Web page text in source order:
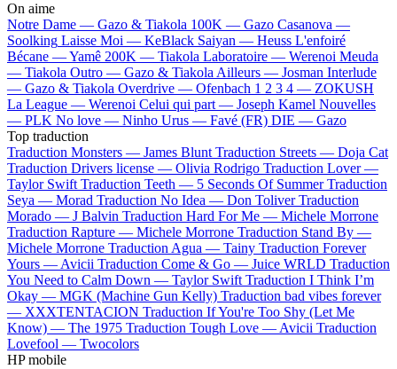
On aime
Notre Dame — Gazo & Tiakola 100K — Gazo Casanova —
Soolking Laisse Moi — KeBlack Saiyan — Heuss L'enfoiré
Bécane —Yamê 200K — Tiakola Laboratoire — Werenoi Meuda
— Tiakola Outro — Gazo & TiakolaAilleurs — Josman Interlude
— Gazo & Tiakola Overdrive — Ofenbach 1 2 3 4 — ZOKUSH
La League — Werenoi Celui qui part — Joseph Kamel Nouvelles
— PLK No love — Ninho Urus — Favé (FR) DIE — Gazo
Top traduction
Traduction Monsters — James Blunt Traduction Streets — Doja Cat
Traduction Drivers license — Olivia Rodrigo Traduction Lover —
Taylor Swift Traduction Teeth — 5 Seconds Of Summer Traduction
Seya — Morad Traduction No Idea — Don Toliver Traduction
Morado — J Balvin Traduction Hard For Me — Michele Morrone
Traduction Rapture — Michele Morrone Traduction Stand By —
Michele Morrone Traduction Agua — Tainy Traduction Forever
Yours —Avicii Traduction Come & Go — Juice WRLD Traduction
You Need to Calm Down — Taylor Swift Traduction I Think I’m
Okay — MGK (Machine Gun Kelly) Traduction bad vibes forever
— XXXTENTACION Traduction If You're Too Shy (Let Me
Know) — The 1975 Traduction Tough Love —Avicii Traduction
Lovefool — Twocolors
HP mobile